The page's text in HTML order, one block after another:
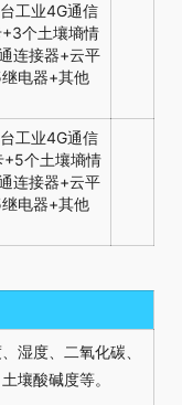
工业4G通信
个土壤墒情
连接器+云平
电器+其他
工业4G通信
+5个土壤墒情
连接器+云平
电器+其他
湿度、二氧化碳、
壤酸碱度等。